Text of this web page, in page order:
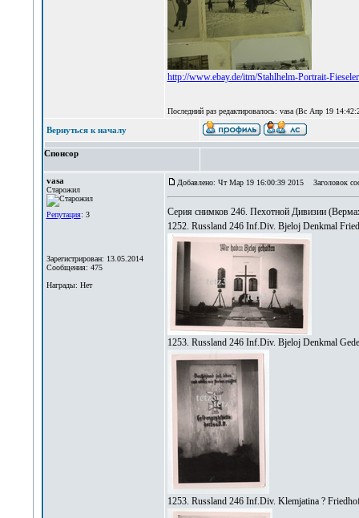
http://www.ebay.de/itm/Stahlhelm-Portrait-
Последний раз редактировалось: vasa (Вс Апр 19
Вернуться к началу
Спонсор
vasa
Старожил
Репутация: 3
Зарегистрирован: 13.05.2014
Сообщения: 475
Награды: Нет
Добавлено: Чт Мар 19 16:00:39 2015 Заголовок
Серия снимков 246. Пехотной Дивизии
1252. Russland 246 Inf.Div. Bjeloj Denkmal
1253. Russland 246 Inf.Div. Bjeloj Denkmal
1253. Russland 246 Inf.Div. Klemjatina ?